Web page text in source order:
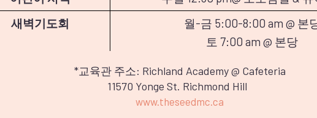
새벽기도회
월-금 5:00-8:00 am @ 본
토 7:00 am @ 본당
*교육관 주소: Richland Academy @ Cafeteria
11570 Yonge St. Richmond Hill
www.theseedmc.ca